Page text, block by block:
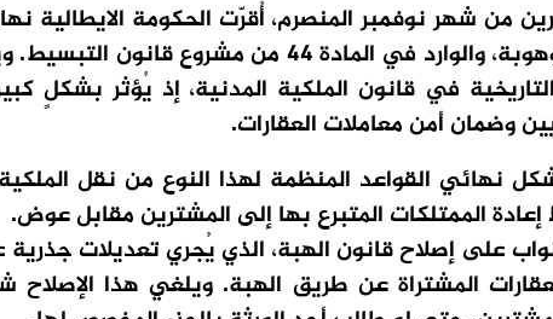
من شهر نوفمبر المنصرم، أُقرّت الحكومة الايطالية
لتداول العقارات الموهوبة، والوارد في المادة 44 من
في قانون الملكية المدنية، إذ يُؤثر بشكلٍ
وضمان أمن معاملات العقارات.
نهائي القواعد المنظمة لهذا النوع من نقل
الممتلكات المتبرع بها إلى المشترين مقابل عوض.
على إصلاح قانون الهبة، الذي يُجري تعديلات جذرية
المشتراة عن طريق الهبة. ويلغي هذا الإصلاح